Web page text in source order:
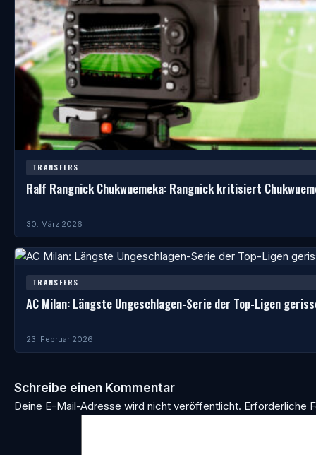
TRANSFERS
Ralf Rangnick Chukwuemeka: Rangnick kritisiert
30. März 2026
TRANSFERS
AC Milan: Längste Ungeschlagen-Serie der Top-Ligen
23. Februar 2026
Schreibe einen Kommentar
Deine E-Mail-Adresse wird nicht veröffentlicht. Erforderliche